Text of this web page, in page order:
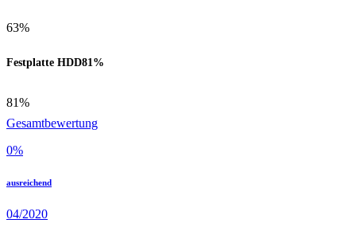
63%
Festplatte HDD81%
81%
Gesamtbewertung
0%
ausreichend
04/2020